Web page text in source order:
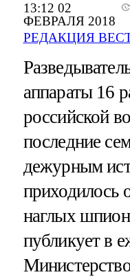
13:12 02
ФЕВРАЛЯ 2018
РЕДАКЦИЯ
аппараты 16
российской
последние
дежурным
приходилось
наглых
публикует в